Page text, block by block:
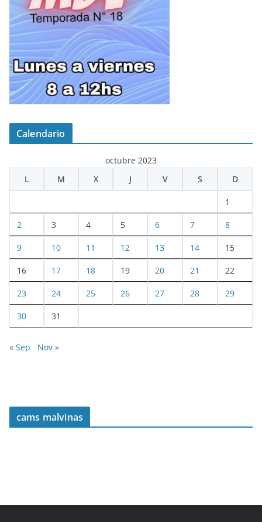
Calendario
octubre 2023
L
M X J V S D
1
2 3 4 5 6 7 8
9 10 11 12 13 14 15
16 17 18 19 20 21 22
23 24 25 26 27 28 29
30 31
« Sep Nov »
cams malvinas